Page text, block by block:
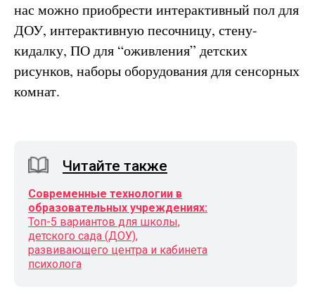
нас можно приобрести интерактивный пол для
ДОУ, интерактивную песочницу, стену-
кидалку, ПО для “оживления” детских
рисунков, наборы оборудования для сенсорных
комнат.
Читайте также
Современные технологии в
образовательных учреждениях:
Топ-5 вариантов для школы,
детского сада (ДОУ),
развивающего центра и кабинета
психолога